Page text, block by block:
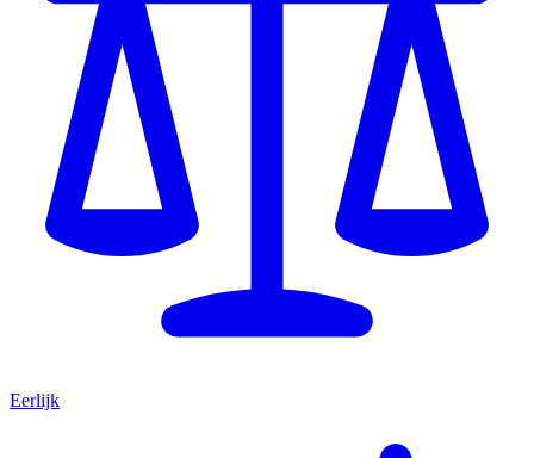
Eerlijk